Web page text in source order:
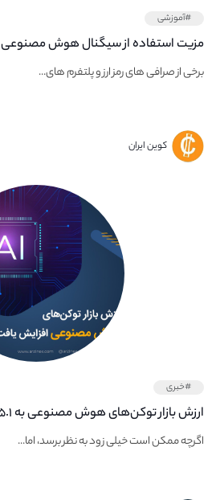
#آموزشی
مزیت استفاده از سیگنال هوش مصنوعی
برخی از صرافی های رمز ارز و پلتفرم های...
کوین ایران
#خبری
ارزش بازار توکن‌های هوش مصنوعی به ۵.۱ میلیارد دلار رسید
اگرچه ممکن است خیلی زود به نظر برسد، اما...